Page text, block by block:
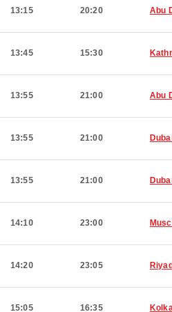
13:15 20:20 Abu
13:45 15:30
13:55 21:00 Abu
13:55 21:00
13:55 21:00
14:10 23:00
14:20 23:05
15:05 16:35